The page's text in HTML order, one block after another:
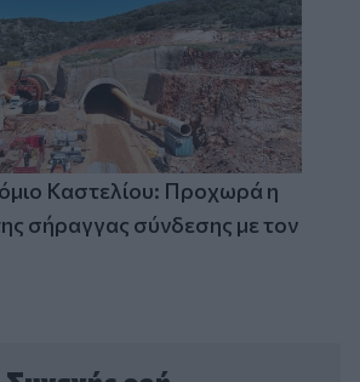
Καστελίου: Προχωρά η
σήραγγας σύνδεσης με τον